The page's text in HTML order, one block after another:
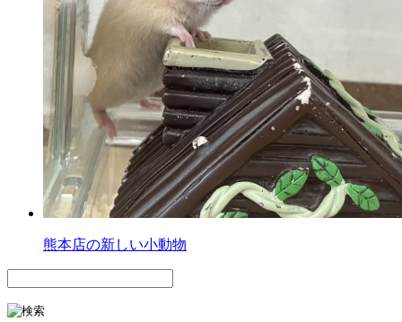
熊本店の新しい小動物